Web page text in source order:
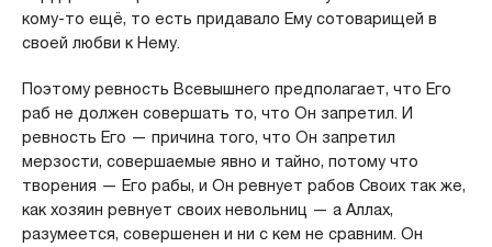
кому-то ещё, то есть придавало Ему сотоварищей в
своей любви к Нему.
Поэтому ревность Всевышнего предполагает, что Eгo
раб не должен совершать то, что Он запретил. И
ревность Его — причина того, что Он запретил
мерзости, совершаемые явно и тайно, потому что
творения — Его рабы, и Он ревнует рабов Своих так же,
как хозяин ревнует своих невольниц — а Аллах,
разумеется, совершенен и ни с кем не сравним. Он